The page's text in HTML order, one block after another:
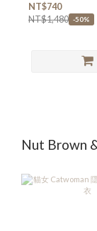
NT$740
NT$1,480 -50%
Nut Brown